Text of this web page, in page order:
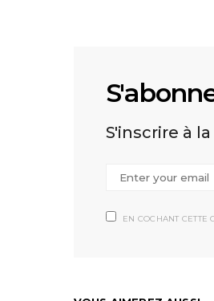
S'inscrire à
EN COCHANT CETTE